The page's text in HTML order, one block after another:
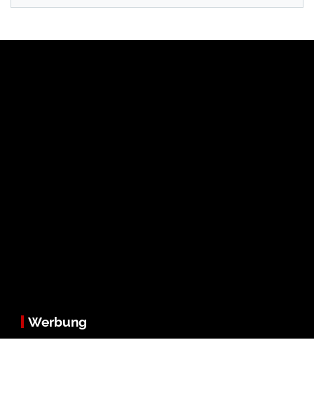
Werbung